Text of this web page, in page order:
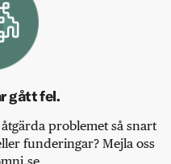
gått fel.
problemet så snart
funderingar? Mejla oss